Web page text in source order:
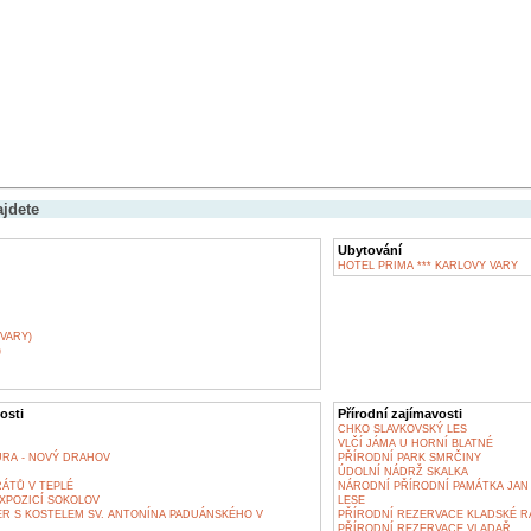
Ubytování
HOTEL PRIMA *** KARLOVY VARY
- NOVÝ DRAHOV
V TEPLÉ
SOKOLOV
S KOSTELEM SV. ANTONÍNA PADUÁNSKÉHO V
Přírodní zajímavosti
CHKO SLAVKOVSKÝ LES
VLČÍ JÁMA U HORNÍ BLATNÉ
PŘÍRODNÍ PARK SMRČINY
ÚDOLNÍ NÁDRŽ SKALKA
NÁRODNÍ PŘÍRODNÍ PAMÁTKA JAN
LESE
PŘÍRODNÍ REZERVACE KLADSKÉ
PŘÍRODNÍ REZERVACE VLADAŘ